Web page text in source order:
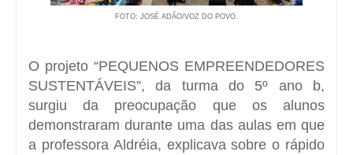
FOTO: JOSÉ ADÃO/VOZ DO POVO.
O projeto “PEQUENOS EMPREENDEDORES
SUSTENTÁVEIS”, da turma do 5º ano b,
surgiu da preocupação que os alunos
demonstraram durante uma das aulas em que
a professora Aldréia, explicava sobre o rápido